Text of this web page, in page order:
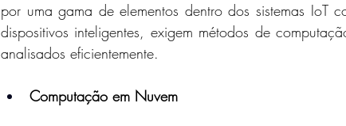
por uma gama de elementos dentro dos sistemas IoT
dispositivos inteligentes, exigem métodos de
analisados eficientemente.
Computação em Nuvem